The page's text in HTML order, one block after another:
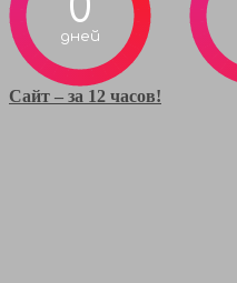
дней
Сайт – за 12 часов!